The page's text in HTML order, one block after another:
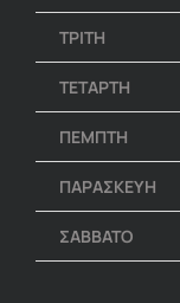
ΤΡΙΤΗ
ΤΕΤΑΡΤΗ
ΠΕΜΠΤΗ
ΠΑΡΑΣΚΕΥΗ
ΣΑΒΒΑΤΟ